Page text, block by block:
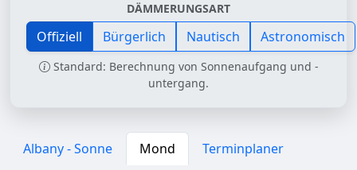
DÄMMERUNGSART
Offiziell Bürgerlich Nautisch Astronomisch
Standard: Berechnung von Sonnenaufgang und -
untergang.
Albany - Sonne Mond
Terminplaner